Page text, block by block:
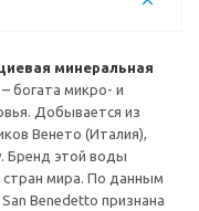
минеральная
– богата микро- и
Добывается из
Венето (Италия),
Бренд этой воды
стран мира. По данным
Benedetto признана